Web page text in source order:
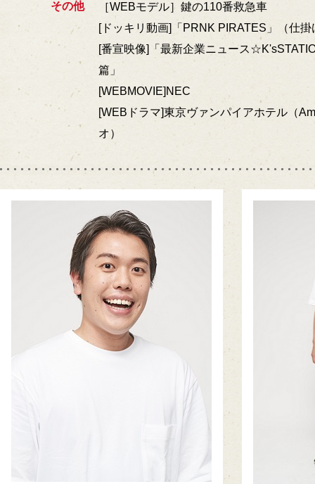
その他
［WEBモデル］鍵の110番救急車
[ドッキリ動画]「PRNK PIRATES」（仕掛
[番宣映像]「最新企業ニュース
篇」
[WEBMOVIE]NEC
[WEBドラマ]東京ヴァンパイアホテル（
オ）